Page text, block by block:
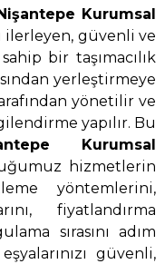
Kurumsal
güvenli ve
bir taşımacılık
yerleştirmeye
yönetilir ve
yapılır. Bu
Kurumsal
hizmetlerin
yöntemlerini,
fiyatlandırma
sırasını adım
güvenli,